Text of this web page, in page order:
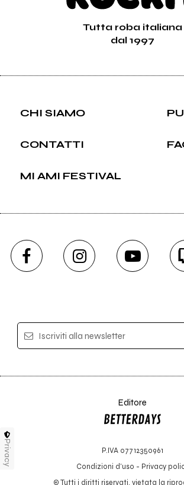
Tutta roba italiana
dal 1997
CHI SIAMO
CONTATTI
MI AMI FESTIVAL
Iscriviti alla newsletter
Editore
P.IVA 07712350961
Condizioni d'uso - Privacy
© Tutti i diritti riservati, vietata la
Privacy